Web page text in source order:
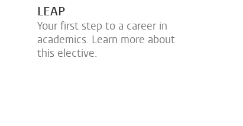
LEAP
Your first step to a career in
academics. Learn more about
this elective.